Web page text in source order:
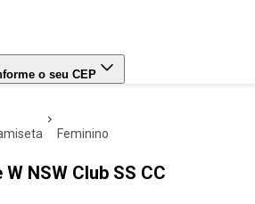
o seu CEP
feminino
NSW Club SS CC